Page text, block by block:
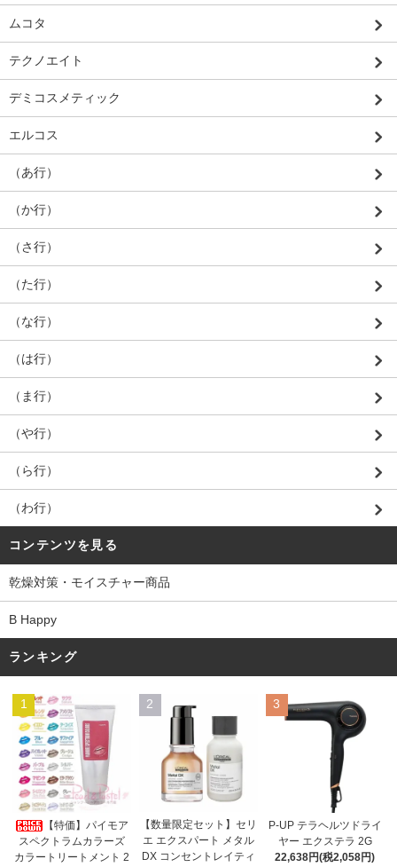
ムコタ
テクノエイト
デミコスメティック
エルコス
（あ行）
（か行）
（さ行）
（た行）
（な行）
（は行）
（ま行）
（や行）
（ら行）
（わ行）
コンテンツを見る
乾燥対策・モイスチャー商品
B Happy
ランキング
1
【特価】パイモア
スペクトラムカラーズ
カラートリートメント 2
2
【数量限定セット】セリ
エ エクスパート メタル
DX コンセントレイティ
3
P-UP テラヘルツドライ
ヤー エクステラ 2G
22,638円(税2,058円)